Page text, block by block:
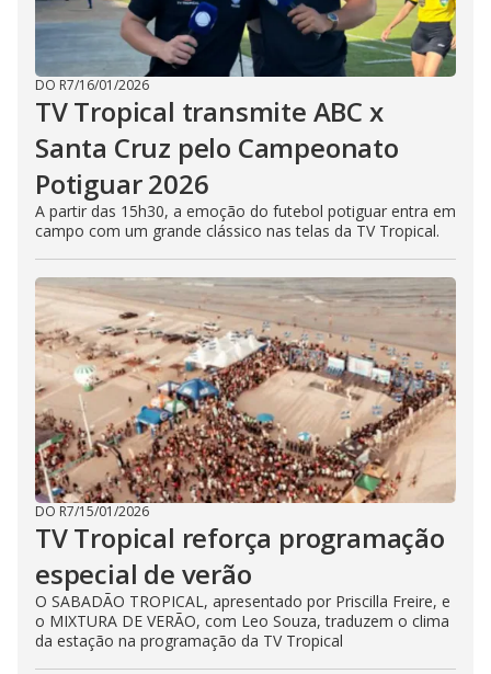
DO R7/16/01/2026
TV Tropical transmite ABC x
Santa Cruz pelo Campeonato
Potiguar 2026
A partir das 15h30, a emoção do futebol potiguar entra em
campo com um grande clássico nas telas da TV Tropical.
DO R7/15/01/2026
TV Tropical reforça programação
especial de verão
O SABADÃO TROPICAL, apresentado por Priscilla Freire, e
o MIXTURA DE VERÃO, com Leo Souza, traduzem o clima
da estação na programação da TV Tropical